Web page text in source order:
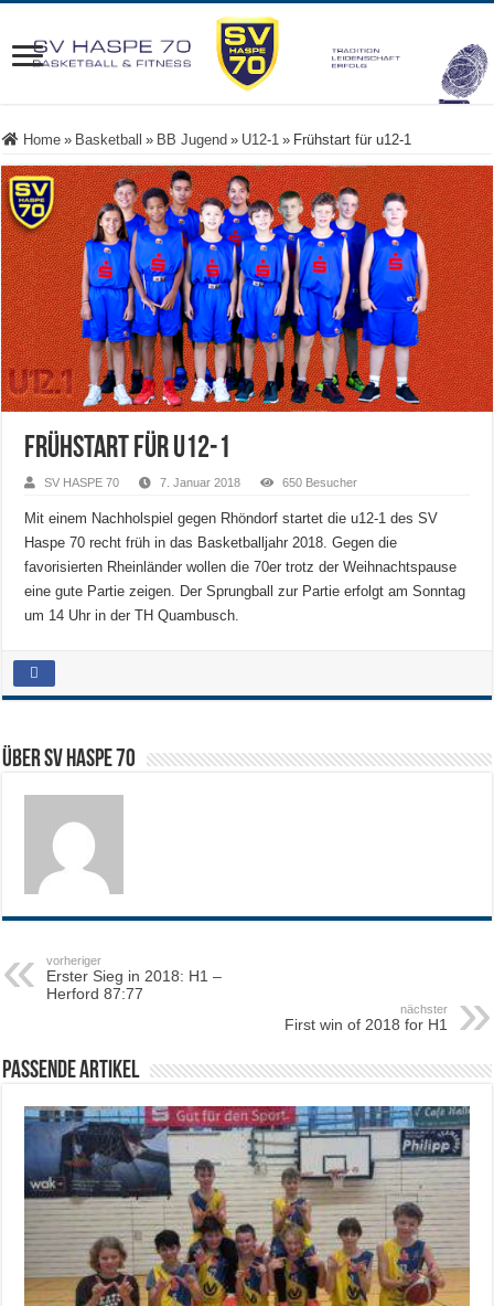
Home » Basketball » BB Jugend » U12-1 » Frühstart für u12-1
Frühstart für u12-1
SV HASPE 70 7. Januar 2018 650 Besucher
Mit einem Nachholspiel gegen Rhöndorf startet die u12-1 des SV
Haspe 70 recht früh in das Basketballjahr 2018. Gegen die
favorisierten Rheinländer wollen die 70er trotz der Weihnachtspause
eine gute Partie zeigen. Der Sprungball zur Partie erfolgt am Sonntag
um 14 Uhr in der TH Quambusch.
Über SV HASPE 70
vorheriger
Erster Sieg in 2018: H1 –
Herford 87:77
nächster
First win of 2018 for H1
Passende Artikel